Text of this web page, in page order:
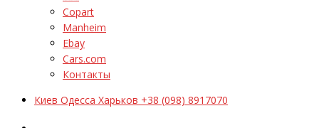
Copart
Manheim
Ebay
Cars.com
Контакты
Киев Одесса Харьков +38 (098) 8917070